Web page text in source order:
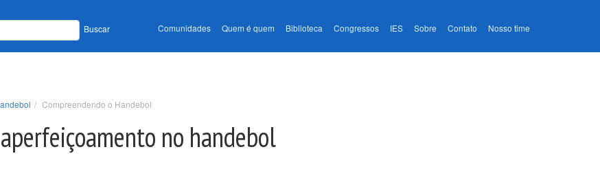
Buscar Comunidades Quem é quem Biblioteca Congressos IES Sobre Contato Nosso time
Compreendendo o Handebol
no handebol